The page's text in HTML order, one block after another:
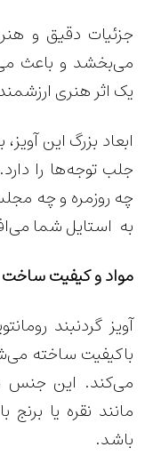
جزئیات دقیق و
می‌بخشد و باعث
یک اثر هنری
ابعاد بزرگ این
جلب توجه‌ها را
چه روزمره و چه
به استایل شما
مواد و کیفیت ساخت
آویز گردنبند
باکیفیت ساخته
می‌کند. این جنس
مانند نقره یا
باشد.